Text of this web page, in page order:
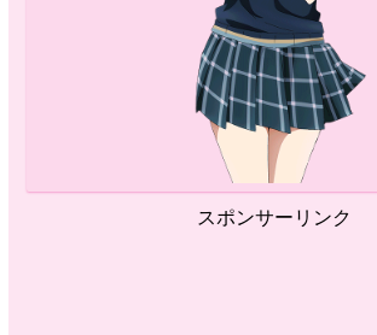
スポンサーリンク